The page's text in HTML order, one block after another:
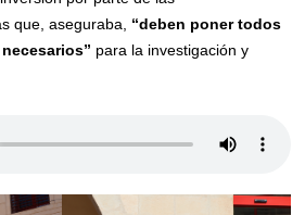
que, aseguraba, “deben poner todos
para la investigación y